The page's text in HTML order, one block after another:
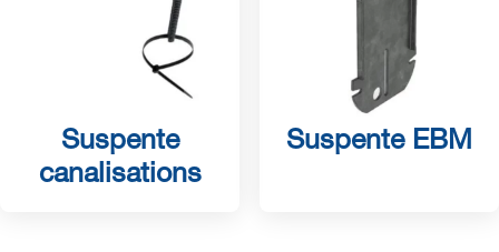
Suspente
canalisations
Suspente EBM